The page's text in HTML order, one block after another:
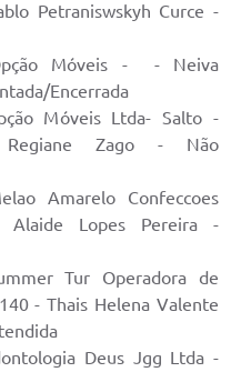
Petraniswskyh Curce -
Móveis - - Neiva
Encerrada
Móveis Ltda- Salto -
Regiane Zago - Não
Amarelo Confeccoes
Alaide Lopes Pereira -
Tur Operadora de
- Thais Helena Valente
Deus Jgg Ltda -